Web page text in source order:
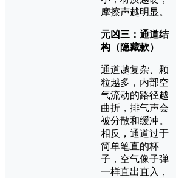
摩擦声越明显。
元凶三：通道结
构（隐藏款）
通道越复杂、颗
粒越多，内部空
气流动的路径越
曲折，排气声会
被分散和缓冲。
相反，通道过于
简单笔直的杯
子，空气像子弹
一样直出直入，